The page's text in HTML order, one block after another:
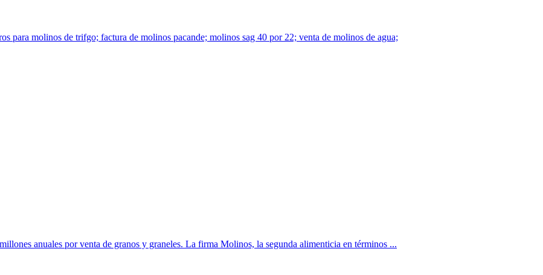
para molinos de trifgo; factura de molinos pacande; molinos sag 40 por 22; venta de molinos de agua;
anuales por venta de granos y graneles. La firma Molinos, la segunda alimenticia en términos ...